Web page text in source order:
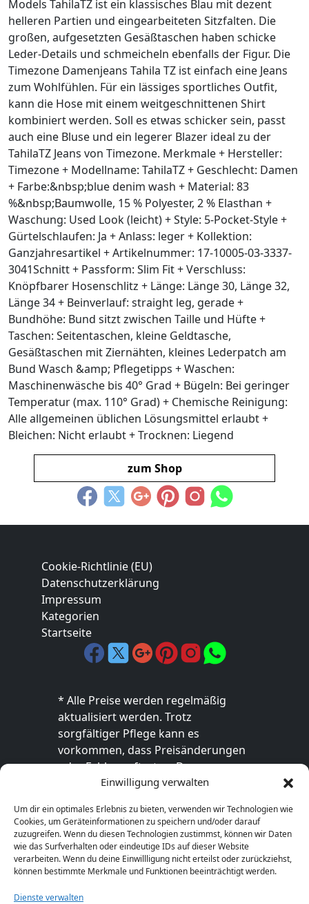
Einwilligung verwalten
Um dir ein optimales Erlebnis zu bieten, verwenden wir Technologien wie
Cookies, um Geräteinformationen zu speichern und/oder darauf
zuzugreifen. Wenn du diesen Technologien zustimmst, können wir Daten
wie das Surfverhalten oder eindeutige IDs auf dieser Website
verarbeiten. Wenn du deine Einwillligung nicht erteilst oder zurückziehst,
können bestimmte Merkmale und Funktionen beeinträchtigt werden.
Dienste verwalten
Models TahilaTZ ist ein klassisches Blau mit dezent
helleren Partien und eingearbeiteten Sitzfalten. Die
großen, aufgesetzten Gesäßtaschen haben schicke
Leder-Details und schmeicheln ebenfalls der Figur. Die
Timezone Damenjeans Tahila TZ ist einfach eine Jeans
zum Wohlfühlen. Für ein lässiges sportliches Outfit,
kann die Hose mit einem weitgeschnittenen Shirt
kombiniert werden. Soll es etwas schicker sein, passt
auch eine Bluse und ein legerer Blazer ideal zu der
TahilaTZ Jeans von Timezone. Merkmale + Hersteller:
Timezone + Modellname: TahilaTZ + Geschlecht: Damen
+ Farbe:&nbsp;blue denim wash + Material: 83
%&nbsp;Baumwolle, 15 % Polyester, 2 % Elasthan +
Waschung: Used Look (leicht) + Style: 5-Pocket-Style +
Gürtelschlaufen: Ja + Anlass: leger + Kollektion:
Ganzjahresartikel + Artikelnummer: 17-10005-03-3337-
3041Schnitt + Passform: Slim Fit + Verschluss:
Knöpfbarer Hosenschlitz + Länge: Länge 30, Länge 32,
Länge 34 + Beinverlauf: straight leg, gerade +
Bundhöhe: Bund sitzt zwischen Taille und Hüfte +
Taschen: Seitentaschen, kleine Geldtasche,
Gesäßtaschen mit Ziernähten, kleines Lederpatch am
Bund Wasch &amp; Pflegetipps + Waschen:
Maschinenwäsche bis 40° Grad + Bügeln: Bei geringer
Temperatur (max. 110° Grad) + Chemische Reinigung:
Alle allgemeinen üblichen Lösungsmittel erlaubt +
Bleichen: Nicht erlaubt + Trocknen: Liegend
zum Shop
Cookie-Richtlinie (EU)
Datenschutzerklärung
Impressum
Kategorien
Startseite
* Alle Preise werden regelmäßig
aktualisiert werden. Trotz
sorgfältiger Pflege kann es
vorkommen, dass Preisänderungen
oder Fehler auftreten. Der
endgültige Preis sowie die
ausschließlich im jeweiligen Online-
Shop des Anbieters verbindlich. Bitte
überprüfe den Preis vor dem Kauf
direkt beim Händler.